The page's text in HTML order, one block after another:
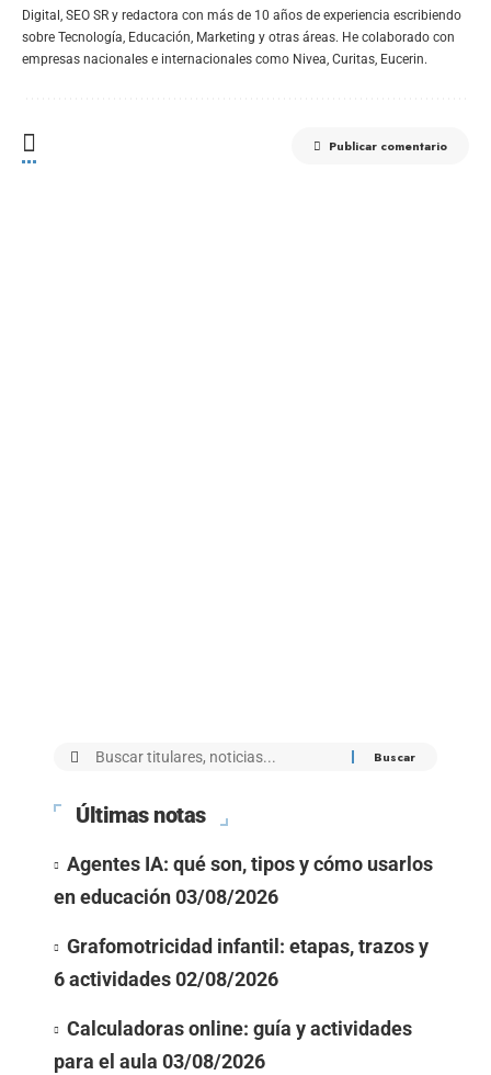
Digital, SEO SR y redactora con más de 10 años de experiencia escribiendo
sobre Tecnología, Educación, Marketing y otras áreas. He colaborado con
empresas nacionales e internacionales como Nivea, Curitas, Eucerin.
Publicar comentario
Últimas notas
Agentes IA: qué son, tipos y cómo usarlos
en educación03/08/2026
Grafomotricidad infantil: etapas, trazos y
6 actividades02/08/2026
Calculadoras online: guía y actividades
para el aula 03/08/2026